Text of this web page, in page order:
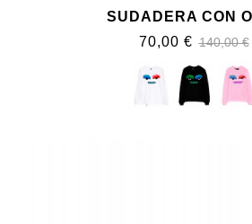
SUDADERA CON
70,00 € 140,00 €